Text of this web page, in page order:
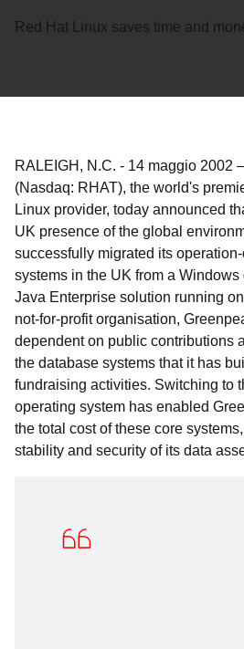
Red Hat Linux saves time and
RALEIGH, N.C. - 14 maggio 2002
(Nasdaq: RHAT), the world's
Linux provider, today announced
UK presence of the global
successfully migrated its
systems in the UK from a Windows
Java Enterprise solution running
not-for-profit organisation,
dependent on public contributions
the database systems that it has
fundraising activities. Switching to
operating system has enabled
the total cost of these core
stability and security of its data